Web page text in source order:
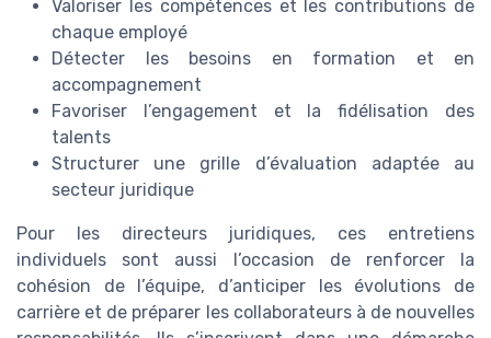
Valoriser les compétences et les contributions de
chaque employé
Détecter les besoins en formation et en
accompagnement
Favoriser l’engagement et la fidélisation des
talents
Structurer une grille d’évaluation adaptée au
secteur juridique
Pour les directeurs juridiques, ces entretiens
individuels sont aussi l’occasion de renforcer la
cohésion de l’équipe, d’anticiper les évolutions de
carrière et de préparer les collaborateurs à de nouvelles